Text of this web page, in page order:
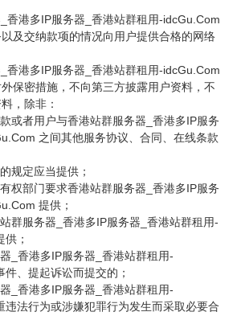
港多IP服务器_香港站群租用-idcGu.Com
及交纳款项的情况向用户提供合格的网络
港多IP服务器_香港站群租用-idcGu.Com
保密措施，不向第三方披露用户资料，不
，除非：
或者用户与香港站群服务器_香港多IP服务
之间其他服务协议、合同、在线条款
规定应当提供；
权部门要求香港站群服务器_香港多IP服务
提供；
群服务器_香港多IP服务器_香港站群租用-
；
_香港多IP服务器_香港站群租用-
、提起诉讼而提交的；
_香港多IP服务器_香港站群租用-
违法行为或涉嫌犯罪行为发生而采取必要合